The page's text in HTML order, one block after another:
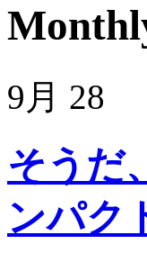
9月 28
そうだ
ンパ